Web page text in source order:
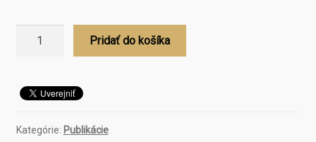
množstvo
princeznin
prsteň
Pridať do košíka
Kategórie: Publikácie